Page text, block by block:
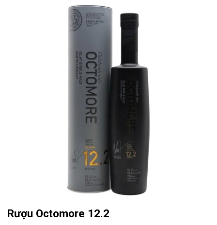
Rượu Octomore 12.2